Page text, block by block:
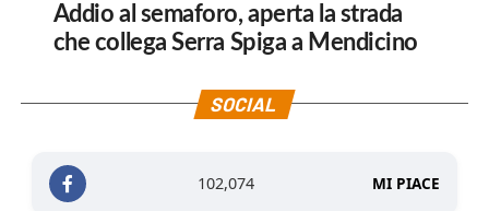
Addio al semaforo, aperta la strada
che collega Serra Spiga a Mendicino
SOCIAL
102,074 MI PIACE